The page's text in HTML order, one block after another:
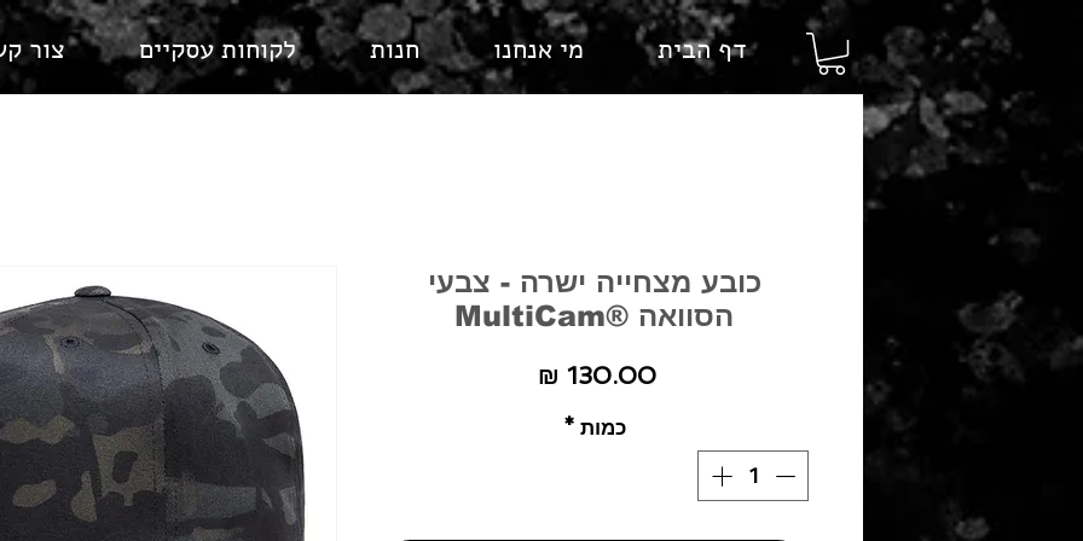
דף הבית מי אנחנו חנות לקוחות עסקיים צור
כובע מצחייה ישרה - צבעי
הסוואה ®MultiCam
כמות *